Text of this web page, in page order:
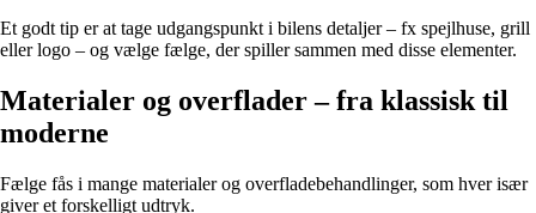
Et godt tip er at tage udgangspunkt i bilens detaljer – fx spejlhuse, grill
eller logo – og vælge fælge, der spiller sammen med disse elementer.
Materialer og overflader – fra klassisk til
moderne
Fælge fås i mange materialer og overfladebehandlinger, som hver især
giver et forskelligt udtryk.